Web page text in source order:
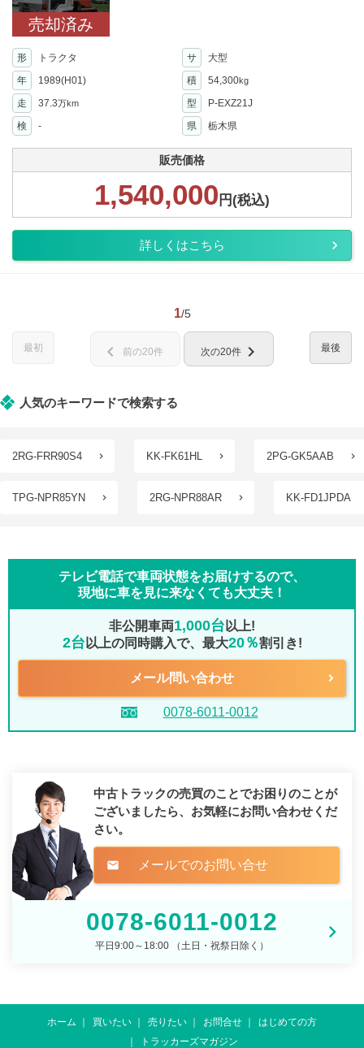
売却済み
形 トラクタ サ
大型
年
1989(H01) 積 54,300kg
走 37.3万km 型
P-EXZ21J
検
- 県 栃木県
販売価格
1,540,000 円(税込)
詳しくはこちら
1/5
最初 最後
chevron_left 前の20件 次の20件 chevron_right
人気のキーワードで検索する
2RG-FRR90S4 KK-FK61HL 2PG-GK5AAB
TPG-NPR85YN 2RG-NPR88AR KK-FD1JPDA
テレビ電話で車両状態をお届けするので、
現地に車を見に来なくても大丈夫！
非公開車両1,000台 以上!
2台 以上の同時購入で、最大20％割引き!
メール問い合わせ
0078-6011-0012
中古トラックの売買のことでお困りのことが
ございましたら、 お気軽にお問い合わせくだ
さい。
mail メールでのお問い合せ
0078-6011-0012
平日9:00～18:00 （土日・祝祭日除く）
ホーム 買いたい 売りたい お問合せ
はじめての方
トラッカーズマガジン